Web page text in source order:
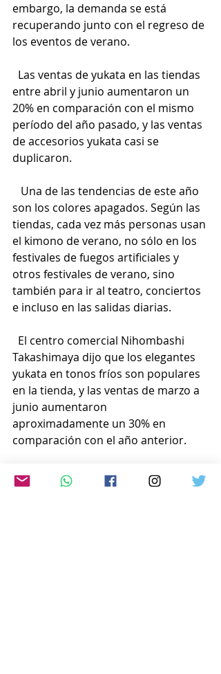
embargo, la demanda se está
recuperando junto con el regreso de
los eventos de verano.
Las ventas de yukata en las tiendas
entre abril y junio aumentaron un
20% en comparación con el mismo
período del año pasado, y las ventas
de accesorios yukata casi se
duplicaron.
Una de las tendencias de este año
son los colores apagados. Según las
tiendas, cada vez más personas usan
el kimono de verano, no sólo en los
festivales de fuegos artificiales y
otros festivales de verano, sino
también para ir al teatro, conciertos
e incluso en las salidas diarias.
El centro comercial Nihombashi
Takashimaya dijo que los elegantes
yukata en tonos fríos son populares
en la tienda, y las ventas de marzo a
junio aumentaron
aproximadamente un 30% en
comparación con el año anterior.
Matsuya Ginza dijo que establecerá
una sección de yukata a partir del 24